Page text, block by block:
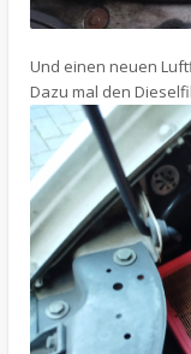
Und einen neuen
Dazu mal den